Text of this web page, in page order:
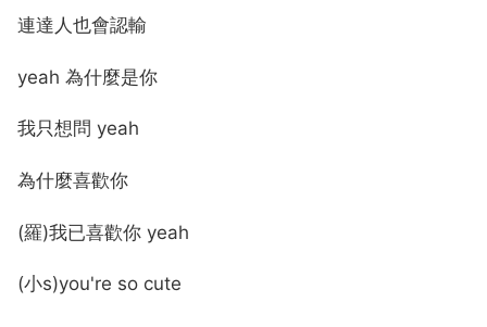
連達人也會認輸
yeah 為什麼是你
我只想問 yeah
為什麼喜歡你
(羅)我已喜歡你 yeah
(小s)you're so cute